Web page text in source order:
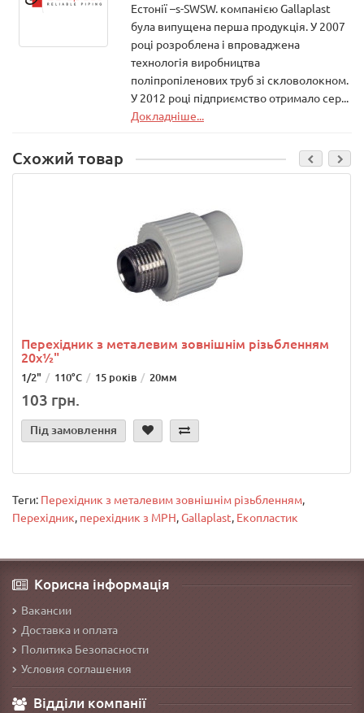
Естонії –s-SWSW. компанією Gallaplast
була випущена перша продукція. У 2007
році розроблена і впроваджена
технологія виробництва
поліпропіленових труб зі скловолокном.
У 2012 році підприємство отримало сер...
Докладніше...
Схожий товар
Перехідник з металевим зовнішнім різьбленням
20х½"
1/2" 110°С 15 років 20мм
103 грн.
Під замовлення
Теги: Перехідник з металевим зовнішнім різьбленням,
Перехідник, перехідник з МРН,Gallaplast, Екопластик
Корисна інформація
Вакансии
Доставка и оплата
Политика Безопасности
Условия соглашения
Відділи компанії